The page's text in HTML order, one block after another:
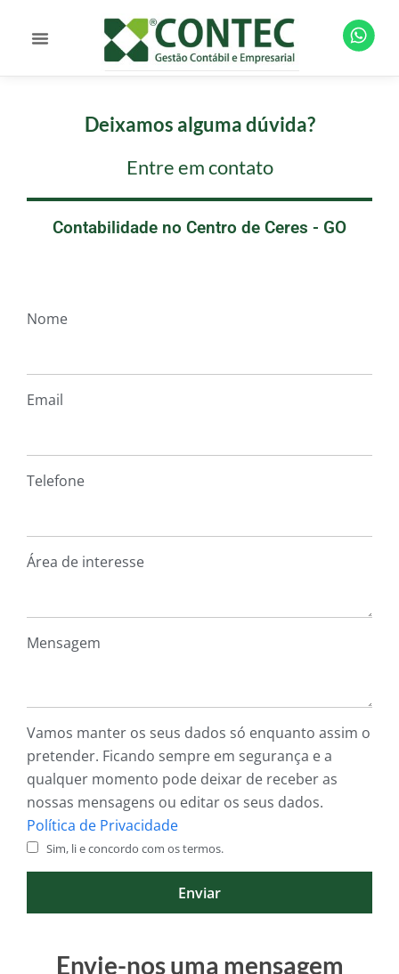
Deixamos alguma dúvida?
Entre em contato
Contabilidade no Centro de Ceres - GO
Nome
Email
Telefone
Área de interesse
Mensagem
Vamos manter os seus dados só enquanto assim o
pretender. Ficando sempre em segurança e a
qualquer momento pode deixar de receber as
nossas mensagens ou editar os seus dados.
Política de Privacidade
Sim, li e concordo com os termos.
Enviar
Envie-nos uma mensagem